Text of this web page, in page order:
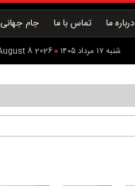
درباره ما تماس با ما جام جهانی ۲۰۲۶
شنبه ۱۷ مرداد ۱۴۰۵ 2026 August 8